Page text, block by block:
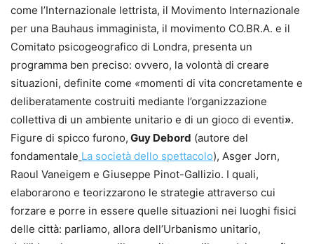
come l’Internazionale lettrista, il Movimento Internazionale
per una Bauhaus immaginista, il movimento CO.BR.A. e il
Comitato psicogeografico di Londra, presenta un
programma ben preciso: ovvero, la volontà di creare
situazioni, definite come «momenti di vita concretamente e
deliberatamente costruiti mediante l’organizzazione
collettiva di un ambiente unitario e di un gioco di eventi».
Figure di spicco furono, Guy Debord (autore del
fondamentale La società dello spettacolo), Asger Jorn,
Raoul Vaneigem e Giuseppe Pinot-Gallizio. I quali,
elaborarono e teorizzarono le strategie attraverso cui
forzare e porre in essere quelle situazioni nei luoghi fisici
delle città: parliamo, allora dell’Urbanismo unitario,